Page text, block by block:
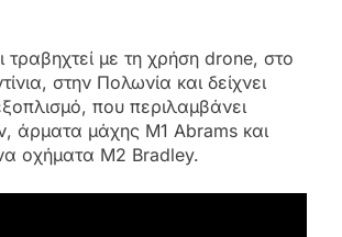
τραβηχτεί με τη χρήση drone, στο
στην Πολωνία και δείχνει
που περιλαμβάνει
άρματα μάχης M1 Abrams και
οχήματα M2 Bradley.